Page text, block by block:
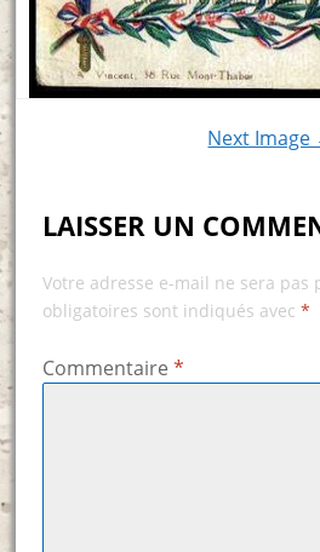
Next Image
LAISSER UN
Votre adresse e-mail ne sera pas
obligatoires sont indiqués avec *
Commentaire *